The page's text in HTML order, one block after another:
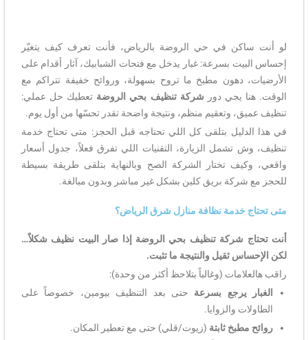
لو أنت ساكن في حي الروضة بالرياض، فأنت تعرف كيف يتغيّر
إحساس البيت بسرعة: غبار يدخل مع فتحات الشبابيك، آثار أقدام على
الأرضيات، دهون مطبخ ما تروح بسهولة، وروائح خفيفة تتراكم مع
الوقت. هنا يجي دور شركة تنظيف بحي الروضة تعطيك حل عملي:
تنظيف عميق، وتعقيم منظم، ونتيجة واضحة تقدر تحسّها من أول يوم.
في هذا الدليل بتلقى كل اللي تحتاجه قبل الحجز: متى تحتاج خدمة
تنظيف، وش تشمل الزيارة، التقنيات اللي تفرق فعلاً، جدول أسعار
واقعي، وكيف تختار الشركة الصح وبالنهاية بتلقى طريقة بسيطة
للحجز مع شركة بريق كلين بشكل غير مباشر وبدون مبالغة.
متى تحتاج خدمة نظافة منازل شرق الرياض؟
أنت تحتاج شركة تنظيف بحي الروضة إذا صار البيت نظيف شكلاً…
لكن الإحساس ثقيل والنتيجة ما تثبت.
راقب هالعلامات (وغالباً بتلاحظ أكثر من وحدة):
الغبار يرجع بسرعة حتى بعد التنظيف بيومين، خصوصاً على
الطاولات والزوايا.
روائح مطبخ ثابتة (زيوت/قلي) حتى مع تعطير المكان.